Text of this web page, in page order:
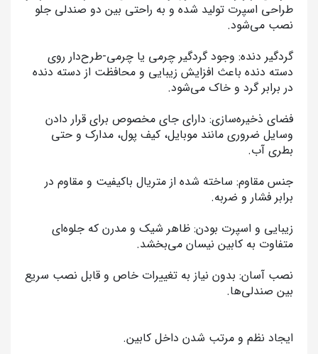
طراحی اسپرت تولید شده و به راحتی بین دو صندلی جلو
نصب می‌شود.
گردگیر دنده: وجود گردگیر چرمی یا چرمی-طرح‌دار روی
دسته دنده باعث افزایش زیبایی و محافظت از دسته دنده
در برابر گرد و خاک می‌شود.
فضای ذخیره‌سازی: دارای جای مخصوص برای قرار دادن
وسایل ضروری مانند موبایل، کیف پول، مدارک و حتی
بطری آب.
جنس مقاوم: ساخته شده از متریال باکیفیت و مقاوم در
برابر فشار و ضربه.
زیبایی و اسپرت بودن: ظاهر شیک و مدرن که جلوه‌ای
متفاوت به کابین نیسان می‌بخشد.
نصب آسان: بدون نیاز به تغییرات خاص و قابل نصب سریع
بین صندلی‌ها.
ایجاد نظم و مرتب شدن داخل کابین.